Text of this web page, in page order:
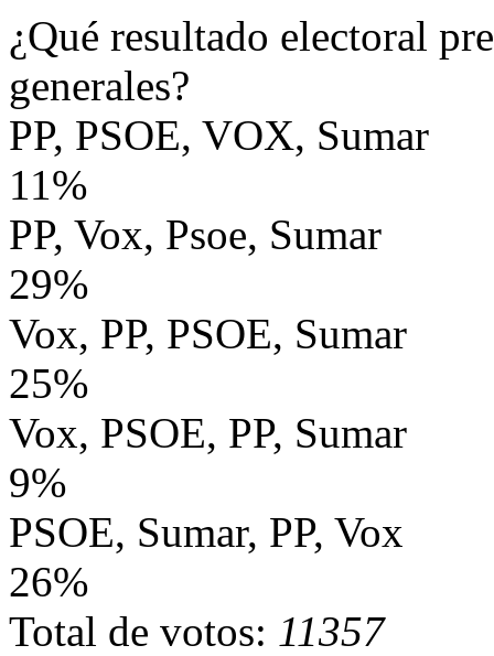
¿Qué resultado electoral
generales?
PP, PSOE, VOX, Sumar
11%
PP, Vox, Psoe, Sumar
29%
Vox, PP, PSOE, Sumar
25%
Vox, PSOE, PP, Sumar
9%
PSOE, Sumar, PP, Vox
26%
Total de votos: 11357